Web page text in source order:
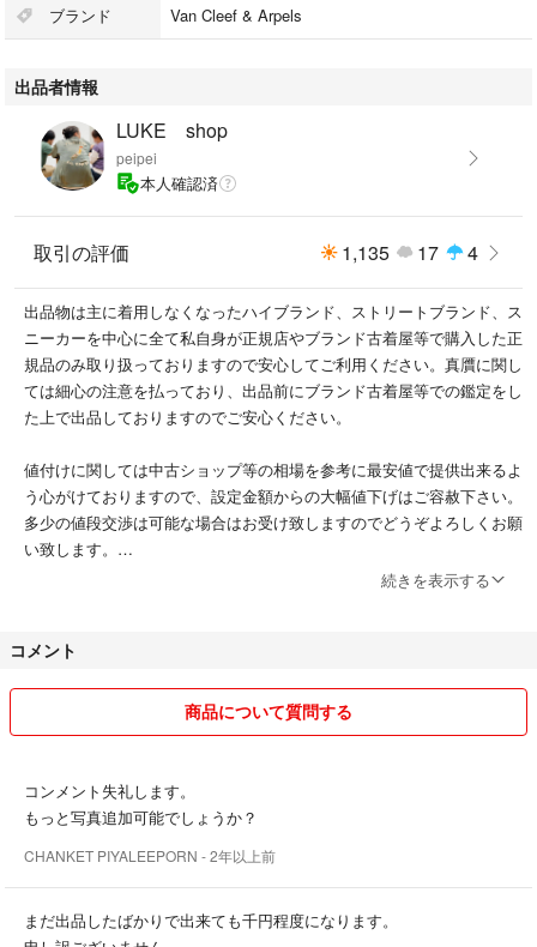
ブランド Van Cleef & Arpels
出品者情報
LUKE shop
peipei
本人確認済
取引の評価 1,135 17 4
出品物は主に着用しなくなったハイブランド、ストリートブランド、ス
ニーカーを中心に全て私自身が正規店やブランド古着屋等で購入した正
規品のみ取り扱っておりますので安心してご利用ください。真贋に関し
ては細心の注意を払っており、出品前にブランド古着屋等での鑑定をし
た上で出品しておりますのでご安心ください。
値付けに関しては中古ショップ等の相場を参考に最安値で提供出来るよ
う心がけておりますので、設定金額からの大幅値下げはご容赦下さい。
多少の値段交渉は可能な場合はお受け致しますのでどうぞよろしくお願
い致します。
続きを表示する
コメント
商品について質問する
コンメント失礼します。
もっと写真追加可能でしょうか？
CHANKET PIYALEEPORN - 2年以上前
まだ出品したばかりで出来ても千円程度になります。